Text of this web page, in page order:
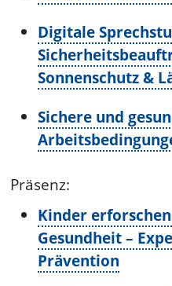
Digitale
Sonnenschutz &
Sichere und
Präsenz:
Kinder
Gesundheit –
Prävention